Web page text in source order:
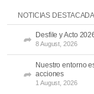
NOTICIAS
Desfile y Acto
8 August, 2026
Nuestro entorno
acciones
1 August, 2026